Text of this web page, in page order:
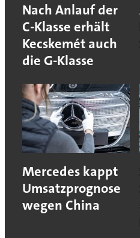
Nach Anlauf der
C-Klasse erhält
Kecskemét auch
die G-Klasse
Mercedes kappt
Umsatzprognose
wegen China